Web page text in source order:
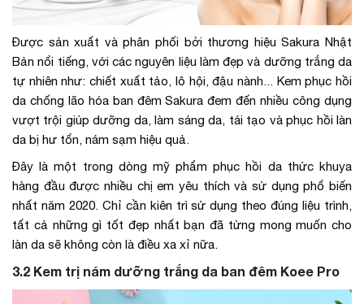
Được sản xuất và phân phối bởi thương hiệu Sakura Nhật
Bản nổi tiếng, với các nguyên liệu làm đẹp và dưỡng trắng da
tự nhiên như: chiết xuất tảo, lô hội, đậu nành... Kem phục hồi
da chống lão hóa ban đêm Sakura đem đến nhiều công dụng
vượt trội giúp dưỡng da, làm sáng da, tái tạo và phục hồi làn
da bị hư tổn, nám sạm hiệu quả.
Đây là một trong dòng mỹ phẩm phục hồi da thức khuya
hàng đầu được nhiều chị em yêu thích và sử dụng phổ biến
nhất năm 2020. Chỉ cần kiên trì sử dụng theo đúng liệu trình,
tất cả những gì tốt đẹp nhất bạn đã từng mong muốn cho
làn da sẽ không còn là điều xa xỉ nữa.
3.2 Kem trị nám dưỡng trắng da ban đêm Koee Pro